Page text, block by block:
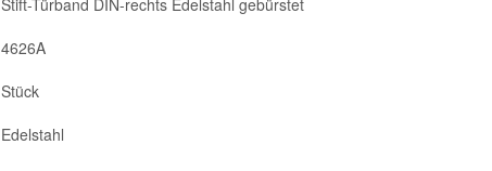
Stift-Türband DIN-rechts Edelstahl gebürstet
4626A
Stück
Edelstahl